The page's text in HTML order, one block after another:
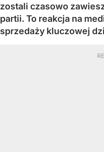
zostali czasowo
partii. To reakcja na
sprzedaży kluczowej